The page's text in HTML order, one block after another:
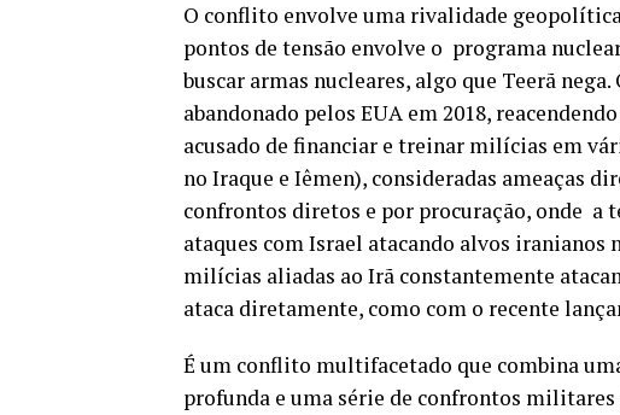
O conflito envolve uma rivalidade
pontos de tensão envolve o programa
buscar armas nucleares, algo que Teerã
abandonado pelos EUA em 2018,
acusado de financiar e treinar milícias em
no Iraque e Iêmen), consideradas ameaças
confrontos diretos e por procuração, onde a
ataques com Israel atacando alvos iranianos
milícias aliadas ao Irã constantemente
ataca diretamente, como com o recente
É um conflito multifacetado que combina
profunda e uma série de confrontos